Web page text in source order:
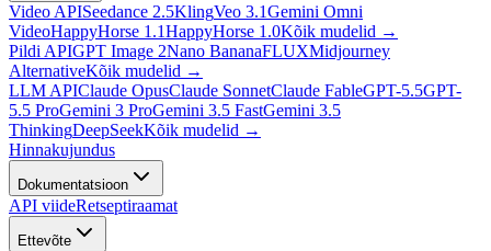
Video APISeedance 2.5KlingVeo 3.1Gemini Omni
VideoHappyHorse 1.1HappyHorse 1.0Kõik mudelid →
Pildi APIGPT Image 2Nano BananaFLUXMidjourney
AlternativeKõik mudelid →
LLM APIClaude OpusClaude SonnetClaude FableGPT-5.5GPT-
5.5 ProGemini 3 ProGemini 3.5 FastGemini 3.5
ThinkingDeepSeekKõik mudelid →
Hinnakujundus
Dokumentatsioon
API viideRetseptiraamat
Ettevõte